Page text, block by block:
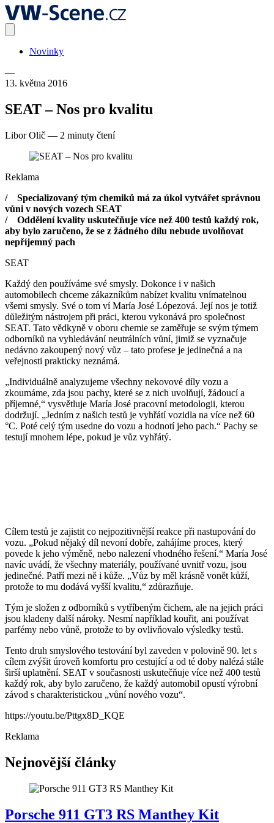
Novinky
—
13. května 2016
SEAT – Nos pro kvalitu
Libor Olič — 2 minuty čtení
Reklama
/ Specializovaný tým chemiků má za úkol vytvářet správnou
vůni v nových vozech SEAT
/ Oddělení kvality uskutečňuje více než 400 testů každý rok,
aby bylo zaručeno, že se z žádného dílu nebude uvolňovat
nepříjemný pach
SEAT
Každý den používáme své smysly. Dokonce i v našich
automobilech chceme zákazníkům nabízet kvalitu vnímatelnou
všemi smysly. Své o tom ví María José Lópezová. Její nos je totiž
důležitým nástrojem při práci, kterou vykonává pro společnost
SEAT. Tato vědkyně v oboru chemie se zaměřuje se svým týmem
odborníků na vyhledávání neutrálních vůní, jimiž se vyznačuje
nedávno zakoupený nový vůz – tato profese je jedinečná a na
veřejnosti prakticky neznámá.
„Individuálně analyzujeme všechny nekovové díly vozu a
zkoumáme, zda jsou pachy, které se z nich uvolňují, žádoucí a
příjemné,“ vysvětluje María José pracovní metodologii, kterou
dodržují. „Jedním z našich testů je vyhřátí vozidla na více než 60
°C. Poté celý tým usedne do vozu a hodnotí jeho pach.“ Pachy se
testují mnohem lépe, pokud je vůz vyhřátý.
Cílem testů je zajistit co nejpozitivnější reakce při nastupování do
vozu. „Pokud nějaký díl nevoní dobře, zahájíme proces, který
povede k jeho výměně, nebo nalezení vhodného řešení.“ María José
navíc uvádí, že všechny materiály, používané uvnitř vozu, jsou
jedinečné. Patří mezi ně i kůže. „Vůz by měl krásně vonět kůží,
protože to mu dodává vyšší kvalitu,“ zdůrazňuje.
Tým je složen z odborníků s vytříbeným čichem, ale na jejich práci
jsou kladeny další nároky. Nesmí například kouřit, ani používat
parfémy nebo vůně, protože to by ovlivňovalo výsledky testů.
Tento druh smyslového testování byl zaveden v polovině 90. let s
cílem zvýšit úroveň komfortu pro cestující a od té doby nalézá stále
širší uplatnění. SEAT v současnosti uskutečňuje více než 400 testů
každý rok, aby bylo zaručeno, že každý automobil opustí výrobní
závod s charakteristickou „vůní nového vozu“.
https://youtu.be/Pttgx8D_KQE
Reklama
Nejnovější články
Porsche 911 GT3 RS Manthey Kit